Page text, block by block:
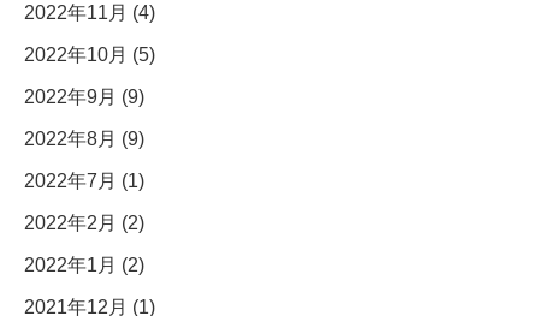
2022年11月 (4)
2022年10月 (5)
2022年9月 (9)
2022年8月 (9)
2022年7月 (1)
2022年2月 (2)
2022年1月 (2)
2021年12月 (1)